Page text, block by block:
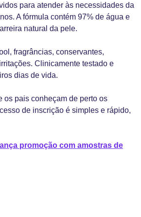
para atender às necessidades da
A fórmula contém 97% de água e
natural da pele.
fragrâncias, conservantes,
Clinicamente testado e
dias de vida.
os pais conheçam de perto os
de inscrição é simples e rápido,
promoção com amostras de